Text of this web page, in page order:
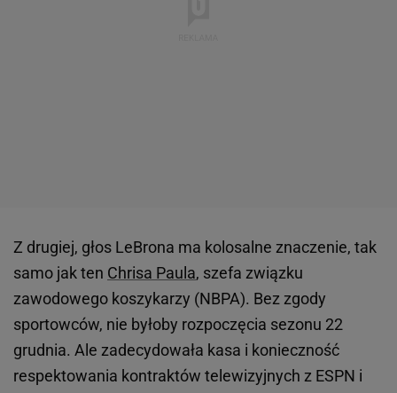
Z drugiej, głos LeBrona ma kolosalne znaczenie, tak
samo jak ten Chrisa Paula, szefa związku
zawodowego koszykarzy (NBPA). Bez zgody
sportowców, nie byłoby rozpoczęcia sezonu 22
grudnia. Ale zadecydowała kasa i konieczność
respektowania kontraktów telewizyjnych z ESPN i